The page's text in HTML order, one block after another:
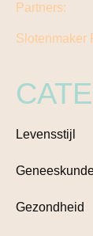
Partners:
Slotenmaker
Levensstijl
Gezondheid